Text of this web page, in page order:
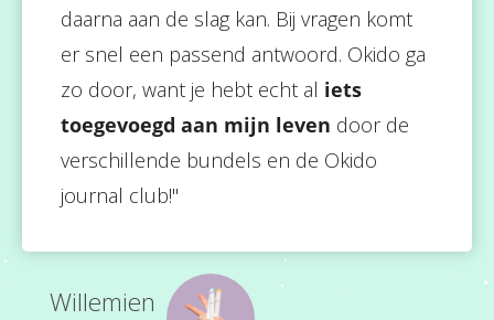
daarna aan de slag kan. Bij vragen komt
er snel een passend antwoord. Okido ga
zo door, want je hebt echt al iets
toegevoegd aan mijn leven door de
verschillende bundels en de Okido
journal club!"
Willemien